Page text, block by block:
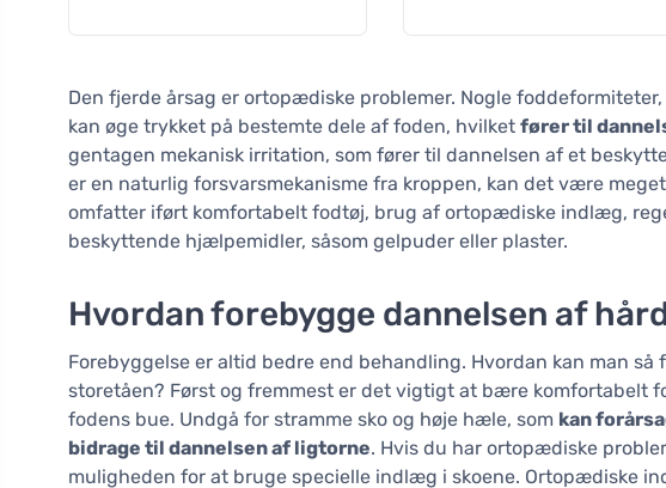
Den fjerde årsag er ortopædiske problemer. Nogle
kan øge trykket på bestemte dele af foden, hvilket fører til
gentagen mekanisk irritation, som fører til dannelsen af et
er en naturlig forsvarsmekanisme fra kroppen, kan det være
omfatter iført komfortabelt fodtøj, brug af ortopædiske indlæg,
beskyttende hjælpemidler, såsom gelpuder eller plaster.
Hvordan forebygge dannelsen af
Forebyggelse er altid bedre end behandling. Hvordan kan man
storetåen? Først og fremmest er det vigtigt at bære komfortabelt
fodens bue. Undgå for stramme sko og høje hæle, som kan
bidrage til dannelsen af ligtorne. Hvis du har ortopædiske
muligheden for at bruge specielle indlæg i skoene. Ortopædiske